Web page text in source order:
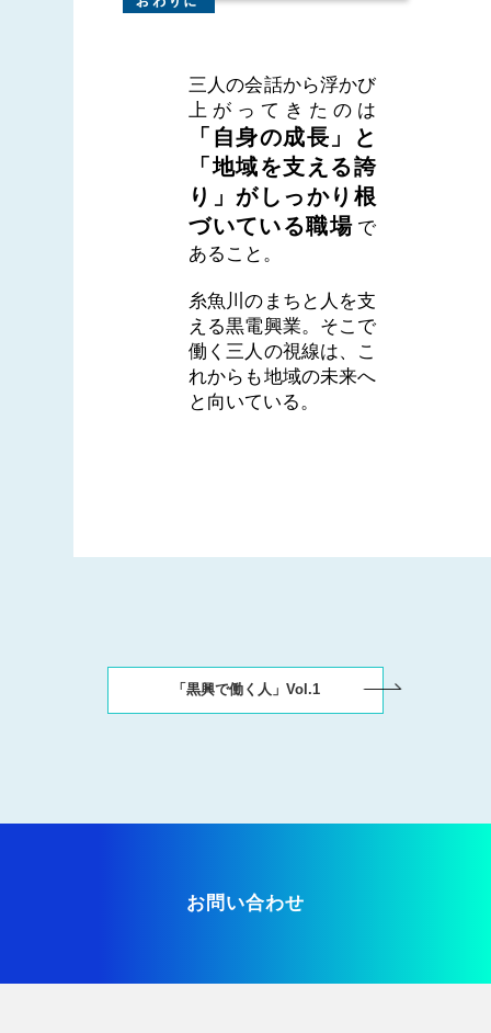
三人の会話から浮かび
上がってきたのは
「自身の成長」と
「地域を支える誇
り」がしっかり根
づいている職場 で
あること。
糸魚川のまちと人を支
える黒電興業。そこで
働く三人の視線は、こ
れからも地域の未来へ
と向いている。
「黒興で働く人」Vol.1
お問い合わせ